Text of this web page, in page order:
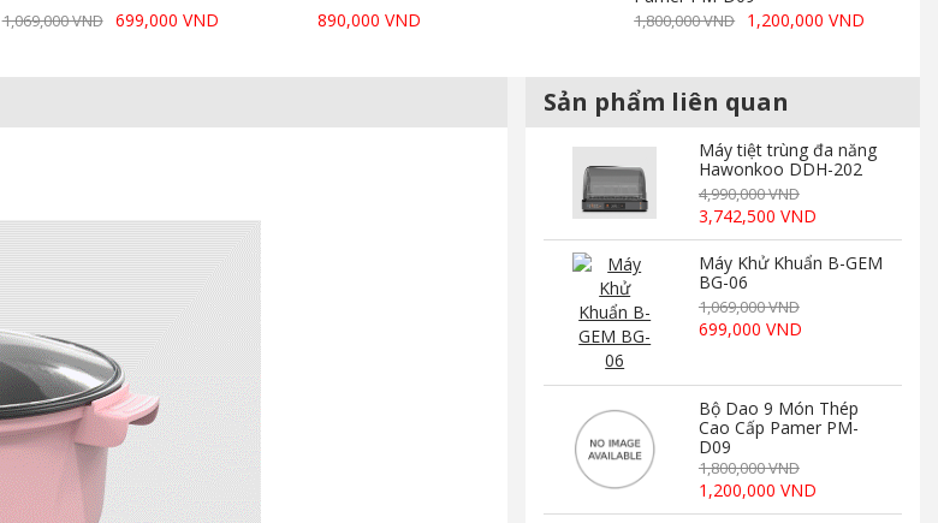
1,069,000 VND 699,000 VND
890,000 VND
1,800,000 VND 1,200,000 VND
Sản phẩm liên quan
Máy tiệt trùng đa năng
Hawonkoo DDH-202
4,990,000 VND
3,742,500 VND
Máy Khử Khuẩn B-GEM
BG-06
1,069,000 VND
699,000 VND
Bộ Dao 9 Món Thép
Cao Cấp Pamer PM-
D09
1,800,000 VND
1,200,000 VND